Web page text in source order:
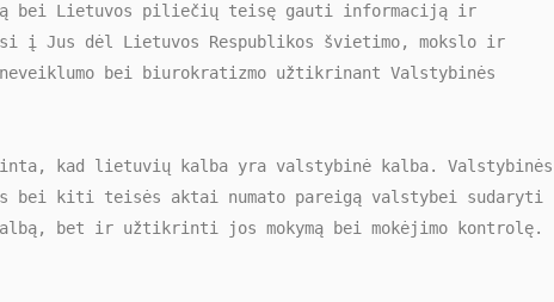
bei Lietuvos piliečių teisę gauti informaciją ir
į Jus dėl Lietuvos Respublikos švietimo, mokslo ir
bei biurokratizmo užtikrinant Valstybinės
kad lietuvių kalba yra valstybinė kalba. Valstybinės
bei kiti teisės aktai numato pareigą valstybei sudaryti
bet ir užtikrinti jos mokymą bei mokėjimo kontrolę.